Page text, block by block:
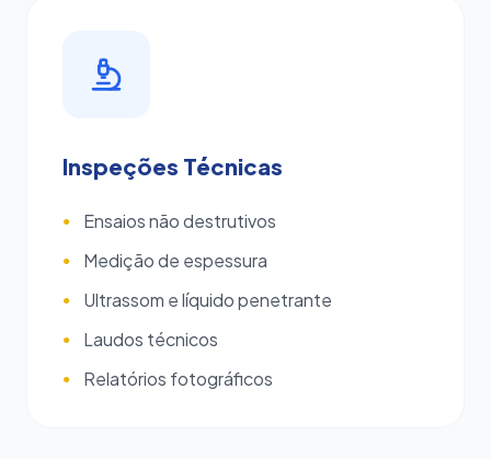
Inspeções Técnicas
● Ensaios não destrutivos
● Medição de espessura
● Ultrassom e líquido penetrante
● Laudos técnicos
● Relatórios fotográficos